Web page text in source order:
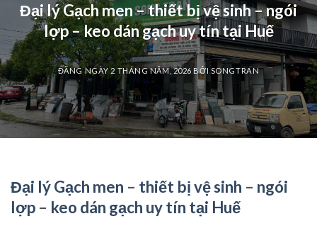
Đại lý Gạch men – thiết bị vệ sinh – ngói
lợp – keo dán gạch uy tín tại Huế
ĐĂNG NGÀY2 THÁNG NĂM, 2026 BỞI SONGTRAN
Đại lý Gạch men – thiết bị vệ sinh – ngói
lợp – keo dán gạch uy tín tại Huế